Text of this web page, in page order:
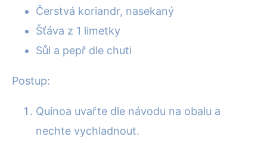
Čerstvá koriandr, nasekaný
Šťáva z 1 limetky
Sůl a pepř dle chuti
Postup:
Quinoa uvařte dle návodu na obalu a
nechte vychladnout.